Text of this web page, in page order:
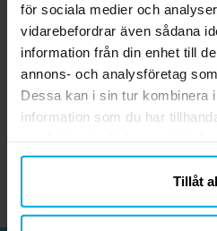
för sociala medier och
vidarebefordrar även sådana
information från din enhet till
annons- och analysföretag
Dessa kan i sin tur kombinera
information som du har
närsomhelst ändra ditt
Tillåt
Tatueringar - Bluey 12-
pack
Pris : 29,00 kr
29,00 kr
KÖP